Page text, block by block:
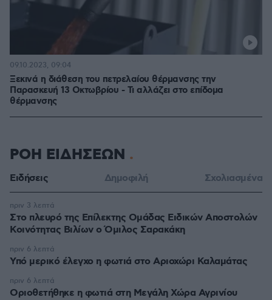
Ξεκινά η διάθεση του πετρελαίου θέρμανσης την
Παρασκευή 13 Οκτωβρίου - Τι αλλάζει στο επίδομα
θέρμανσης
09.10.2023, 09:04
ΡΟΗ ΕΙΔΗΣΕΩΝ
Ειδήσεις Δημοφιλή Σχολιασμένα
Στο πλευρό της Επίλεκτης Ομάδας Ειδικών Αποστολών
Κοινότητας Βιλίων ο Όμιλος Σαρακάκη
πριν 3 λεπτά
Υπό μερικό έλεγχο η φωτιά στο Αριοχώρι Καλαμάτας
πριν 6 λεπτά
Οριοθετήθηκε η φωτιά στη Μεγάλη Χώρα Αγρινίου
πριν 6 λεπτά